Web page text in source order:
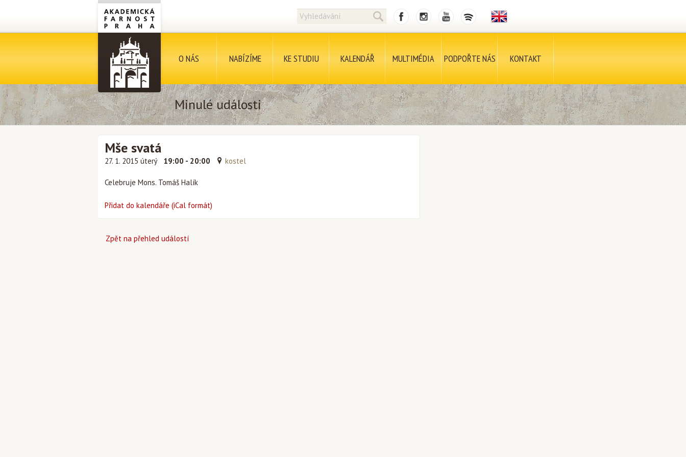
O NÁS NABÍZÍME KE STUDIU KALENDÁŘ MULTIMÉDIA PODPOŘTE NÁS KONTAKT
Minulé události
Mše svatá
27. 1. 2015 úterý 19:00 - 20:00 kostel
Celebruje Mons. Tomáš Halík
Přidat do kalendáře (iCal formát)
Zpět na přehled událostí